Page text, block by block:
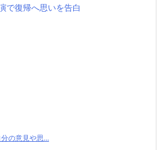
で復帰へ思いを告白
分の意見や思...